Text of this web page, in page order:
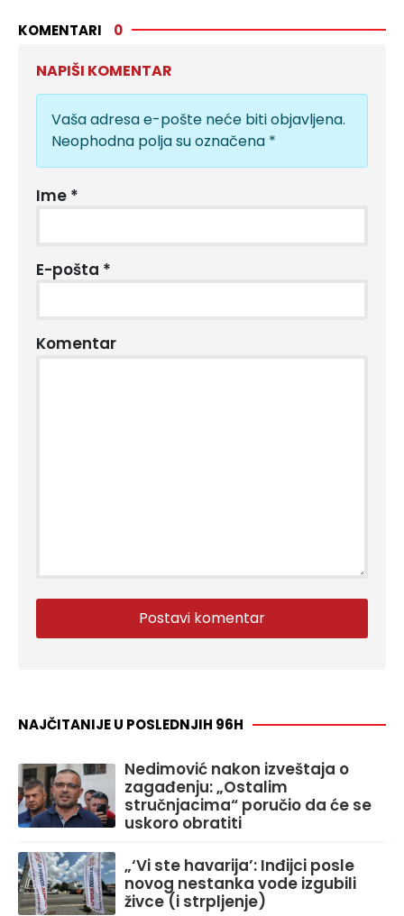
KOMENTARI 0
NAPIŠI KOMENTAR
Vaša adresa e-pošte neće biti objavljena.
Neophodna polja su označena *
Ime *
E-pošta *
Komentar
NAJČITANIJE U POSLEDNJIH 96H
Nedimović nakon izveštaja o
zagađenju: „Ostalim
stručnjacima“ poručio da će se
uskoro obratiti
„‘Vi ste havarija’: Inđijci posle
novog nestanka vode izgubili
živce (i strpljenje)